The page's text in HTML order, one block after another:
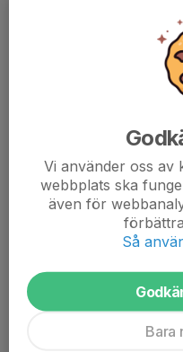
Vi använder oss
webbplats ska
även för
Så
Bara